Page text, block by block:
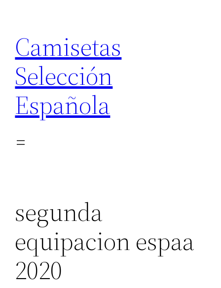
contenido
Camisetas
Selección
Española
segunda
equipacion espaa
2020